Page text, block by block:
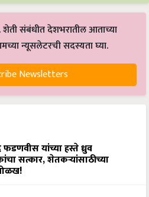
संबंधीत देशभरातील आताच्या
न्यूसलेटरची सदस्यता घ्या.
Newsletters
फडणवीस यांच्या हस्ते ध्रुव
सत्कार, शेतकऱ्यांसाठीच्या
ओळख!